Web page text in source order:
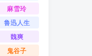
麻雪玲
鲁迅人生
魏爽
鬼谷子